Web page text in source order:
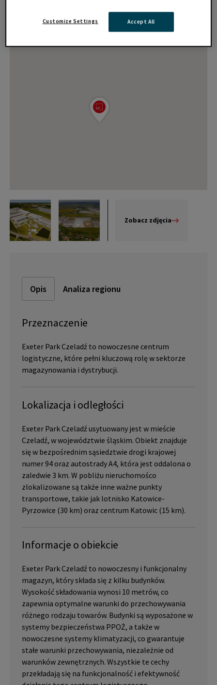
Zobacz zdjęcia
Opis Analiza regionu
Przeznaczenie
Exeter Park Czeladź to nowoczesne centrum
logistyczne, które pełni kluczową rolę w sektorze
magazynowania i dystrybucji.
Lokalizacja i odległości
Exeter Park Czeladź usytuowany jest w mieście
Czeladź, w województwie śląskim. Obiekt znajduje
się w bezpośrednim sąsiedztwie drogi krajowej
numer 94 oraz autostrady A4, która jest oddalona o
zaledwie 3 km. W pobliżu nieruchomośco
zlokalizowane są także inne ważne punkty
transportowe, takie jak lotnisko Katowice-
Pyrzowice (30 km) oraz centrum Katowic (15 km).
Informacje o obiekcie
Exeter Park Czeladź to nowoczesny i funkcjonalny
magazyn, który składa się z kilku budynków.
Wysokość składowania wynosi 10 metrów, co
zapewnia optymalne warunki do przechowywania
różnego rodzaju towarów. Budynki są wyposażone w
systemy bezpieczeństwa PPOŻ, a także w
nowoczesne systemy klimatyzacji, co gwarantuje
stałe warunki przechowywania, niezależnie od
warunków zewnętrznych. Wszystkie te cechy
przekładają się na funkcjonalność i efektywność
Accept All
Customize Settings